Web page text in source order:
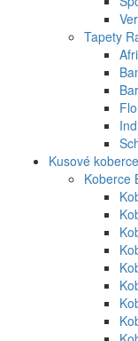
Tapety
Kusové koberce
Koberce